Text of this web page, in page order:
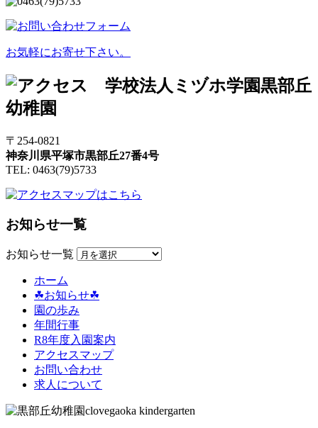
お気軽にお寄せ下さい。
〒254-0821
神奈川県平塚市黒部丘27番4号
TEL: 0463(79)5733
お知らせ一覧
お知らせ一覧
ホーム
☘お知らせ☘
園の歩み
年間行事
R8年度入園案内
アクセスマップ
お問い合わせ
求人について